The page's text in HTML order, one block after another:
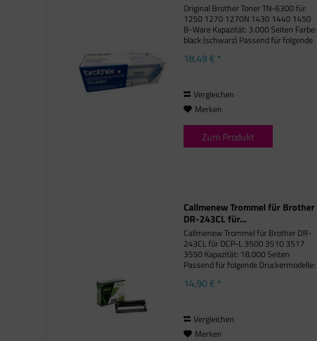
Original Brother Toner TN-6300 für
1250 1270 1270N 1430 1440 1450
B-Ware Kapazität: 3.000 Seiten Farbe:
black (schwarz) Passend für folgende
Brother DCP-1400, Brother Fax 4750,
18,49 € *
Vergleichen
Merken
Zum Produkt
Callmenew Trommel für Brother
DR-243CL für...
Callmenew Trommel für Brother DR-
243CL für DCP-L 3500 3510 3517
3550 Kapazität: 18.000 Seiten
Passend für folgende Druckermodelle:
DCP-L 3510 CDW, Brother DCP-L
14,90 € *
Vergleichen
Merken